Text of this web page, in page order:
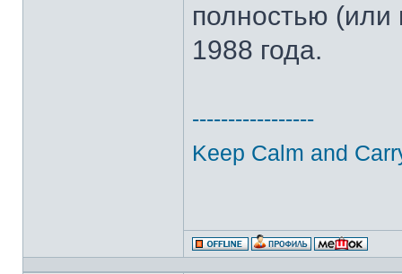
полностью (или
1988 года.
-----------------
Keep Calm and